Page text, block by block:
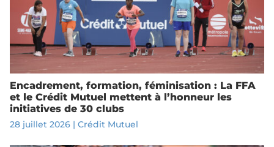
Encadrement, formation, féminisation : La FFA
et le Crédit Mutuel mettent à l’honneur les
initiatives de 30 clubs
28 juillet 2026| Crédit Mutuel